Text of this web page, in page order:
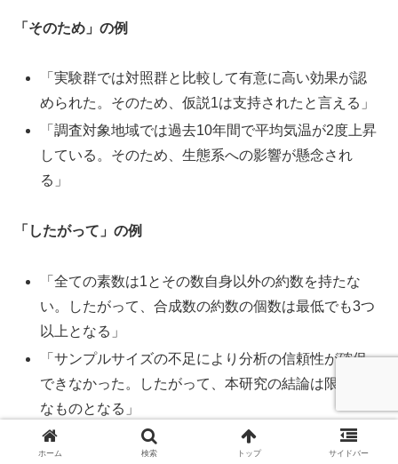
「そのため」の例
「実験群では対照群と比較して有意に高い効果が認
められた。そのため、仮説1は支持されたと言える」
「調査対象地域では過去10年間で平均気温が2度上昇
している。そのため、生態系への影響が懸念され
る」
「したがって」の例
「全ての素数は1とその数自身以外の約数を持たな
い。したがって、合成数の約数の個数は最低でも3つ
以上となる」
「サンプルサイズの不足により分析の信頼性が確保
できなかった。したがって、本研究の結論は限定的
なものとなる」
ホーム 検索 トップ サイドバー